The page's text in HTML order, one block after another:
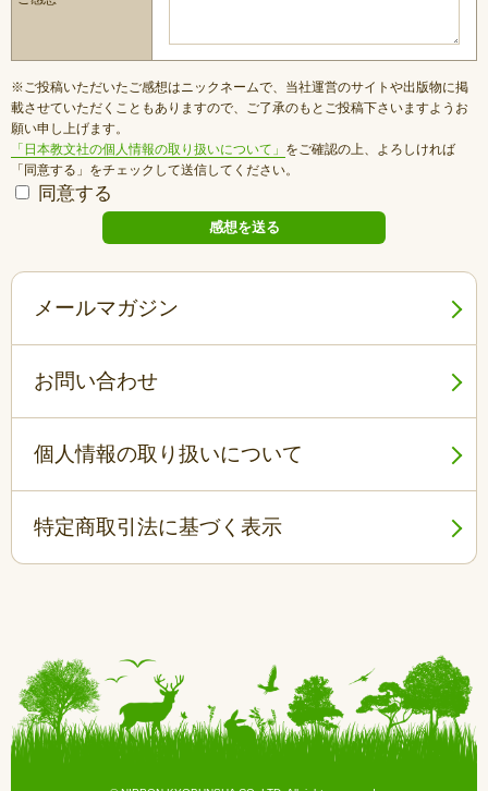
※ご投稿いただいたご感想はニックネームで、当社運営のサイトや出版物に掲
載させていただくこともありますので、ご了承のもとご投稿下さいますようお
願い申し上げます。
「日本教文社の個人情報の取り扱いについて」 をご確認の上、よろしければ
「同意する」をチェックして送信してください。
同意する
メールマガジン
お問い合わせ
個人情報の取り扱いについて
特定商取引法に基づく表示